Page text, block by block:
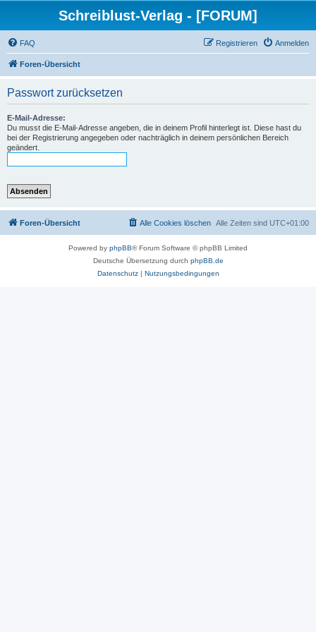
Schreiblust-Verlag - [FORUM]
FAQ Anmelden
Registrieren
Foren-Übersicht
Passwort zurücksetzen
E-Mail-Adresse:
Du musst die E-Mail-Adresse angeben, die in deinem Profil hinterlegt ist. Diese hast du
bei der Registrierung angegeben oder nachträglich in deinem persönlichen Bereich
geändert.
Foren-Übersicht Alle Zeiten sind UTC+01:00
Alle Cookies löschen
Powered by phpBB® Forum Software © phpBB Limited
Deutsche Übersetzung durch phpBB.de
Datenschutz| Nutzungsbedingungen